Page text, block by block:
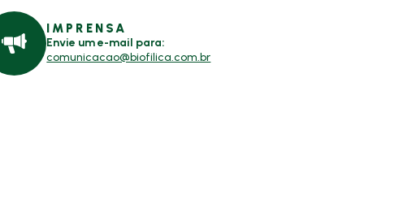
IMPRENSA
Envie um e-mail para:
comunicacao@biofilica.com.br